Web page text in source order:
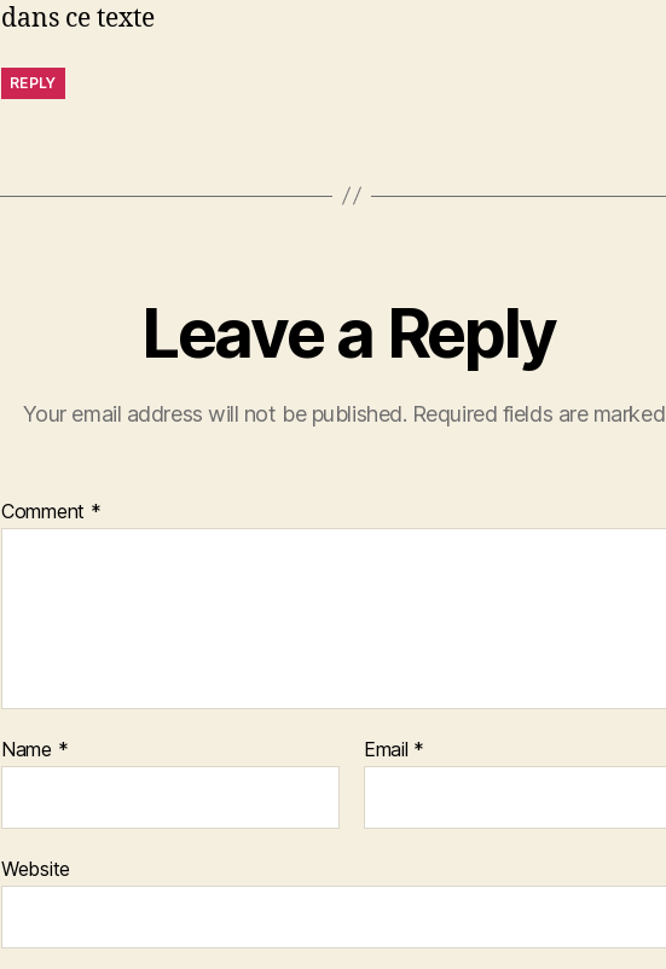
dans ce texte
REPLY
Leave a Reply
Your email address will not be published. Required fields are marked
Comment *
Name * Email *
Website